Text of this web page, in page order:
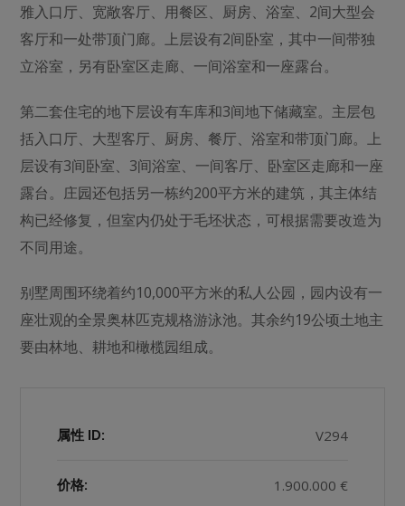
雅入口厅、宽敞客厅、用餐区、厨房、浴室、2间大型会
客厅和一处带顶门廊。上层设有2间卧室，其中一间带独
立浴室，另有卧室区走廊、一间浴室和一座露台。
第二套住宅的地下层设有车库和3间地下储藏室。主层包
括入口厅、大型客厅、厨房、餐厅、浴室和带顶门廊。上
层设有3间卧室、3间浴室、一间客厅、卧室区走廊和一座
露台。庄园还包括另一栋约200平方米的建筑，其主体结
构已经修复，但室内仍处于毛坯状态，可根据需要改造为
不同用途。
别墅周围环绕着约10,000平方米的私人公园，园内设有一
座壮观的全景奥林匹克规格游泳池。其余约19公顷土地主
要由林地、耕地和橄榄园组成。
属性 ID: V294
价格: 1.900.000 €